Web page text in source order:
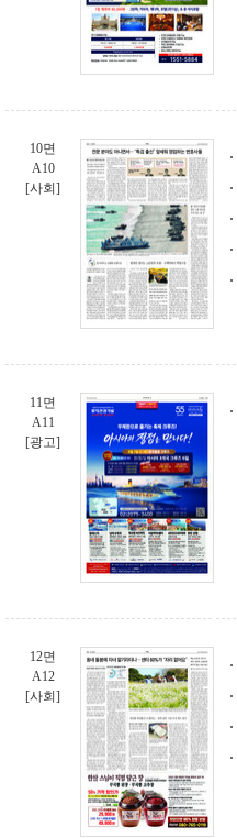
10면
A10
[사회]
11면
A11
[광고]
12면
A12
[사회]